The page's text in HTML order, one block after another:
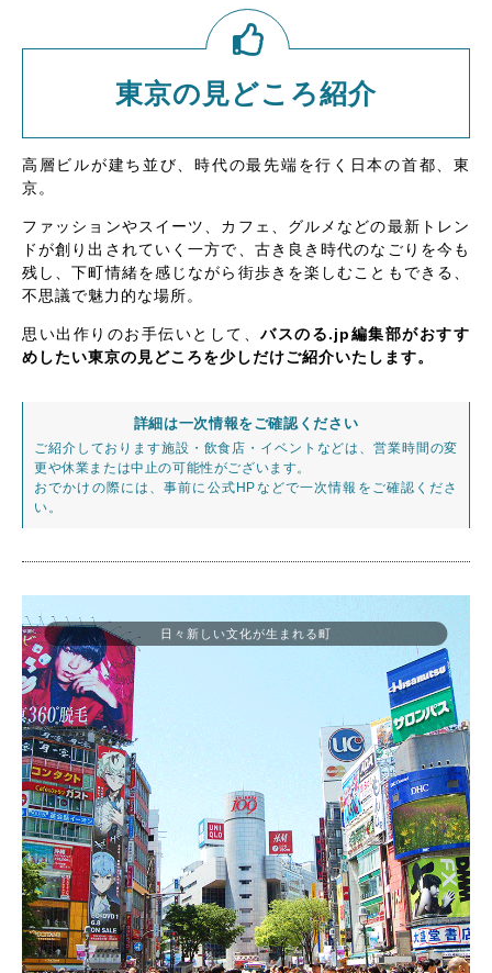
東京の見どころ紹介
高層ビルが建ち並び、時代の最先端を行く日本の首都、東
京。
ファッションやスイーツ、カフェ、グルメなどの最新トレン
ドが創り出されていく一方で、古き良き時代のなごりを今も
残し、下町情緒を感じながら街歩きを楽しむこともできる、
不思議で魅力的な場所。
思い出作りのお手伝いとして、バスのる.jp編集部がおすす
めしたい東京の見どころを少しだけご紹介いたします。
詳細は一次情報をご確認ください
ご紹介しております施設・飲食店・イベントなどは、営業時間の変
更や休業または中止の可能性がございます。
おでかけの際には、事前に公式HPなどで一次情報をご確認くださ
い。
日々新しい文化が生まれる町